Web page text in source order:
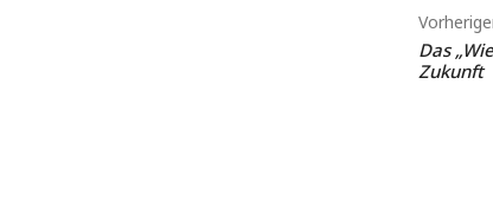
Das
Zukunft